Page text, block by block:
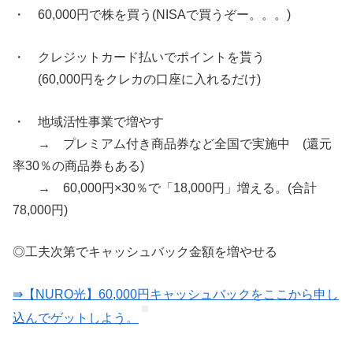
・ 60,000円で株を買う(NISAで買うぞー。。。)
・ クレジットカード払いでポイントを貰う
(60,000円をクレカの口座に入れるだけ)
・ 地域活性事業で増やす
→ プレミアム付き商品券など全国で実施中 (還元
率30％の商品券もある)
→ 60,000円×30％で「18,000円」増える。(合計
78,000円)
◎工夫次第でキャッシュバック金額を増やせる
⇛【NURO光】60,000円キャッシュバックをここから申し
込んでゲットしよう。